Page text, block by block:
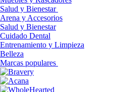
Salud y Bienestar
Arena y Accesorios
Salud y Bienestar
Cuidado Dental
Entrenamiento y Limpieza
Belleza
Marcas populares